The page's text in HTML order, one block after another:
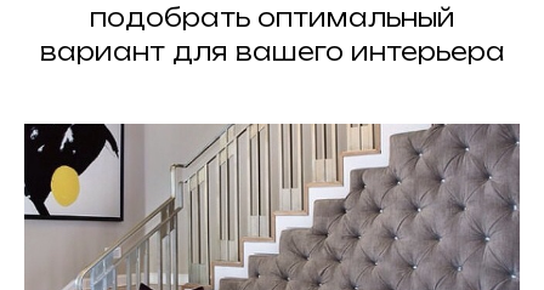
подобрать оптимальный
вариант для вашего интерьера